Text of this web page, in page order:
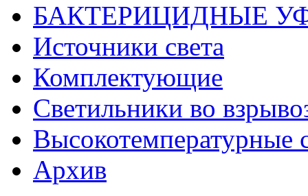
БАКТЕРИЦИДНЫЕ
Источники света
Комплектующие
Светильники во
Высокотемпературные
Архив